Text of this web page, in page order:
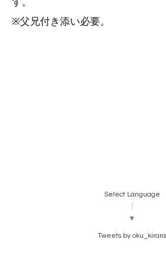
※父兄付き添い必要。
Select Language
▼
Tweets by oku_kirara